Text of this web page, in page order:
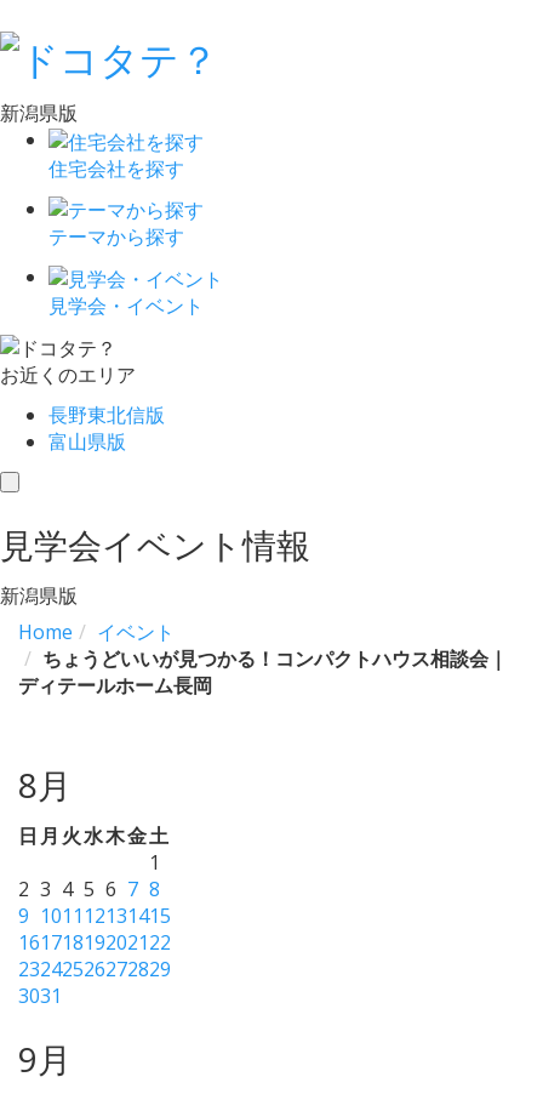
新潟県版
住宅会社を探す
テーマから探す
見学会・イベント
お近くのエリア
長野東北信版
富山県版
toggle
見学会イベント情報
新潟県版
Home
イベント
ちょうどいいが見つかる！コンパクトハウス相談会｜
ディテールホーム長岡
8月
日 月 火水木金土
1
2 3 4 5 6 7 8
9 1011 12131415
16171819202122
23242526272829
3031
9月